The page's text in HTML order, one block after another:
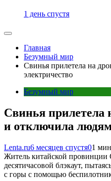
1 день спустя
Главная
Безумный мир
Свинья прилетела на
электричество
Безумный мир
Свинья прилетела
и отключила
Lenta.ru6 месяцев спустя01
Житель китайской провинции
десятичасовой блэкаут,
с горы с помощью